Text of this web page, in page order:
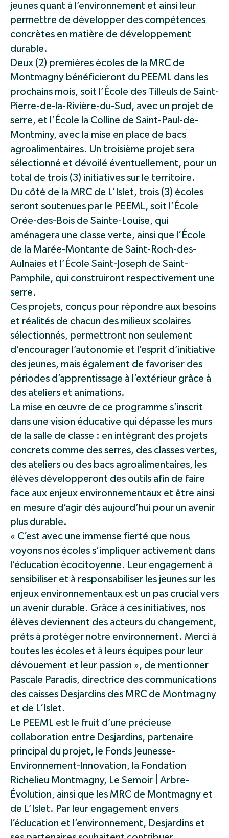
jeunes quant à l’environnement et ainsi leur
permettre de développer des compétences
concrètes en matière de développement
durable.
Deux (2) premières écoles de la MRC de
Montmagny bénéficieront du PEEML dans les
prochains mois, soit l’École des Tilleuls de Saint-
Pierre-de-la-Rivière-du-Sud, avec un projet de
serre, et l’École la Colline de Saint-Paul-de-
Montminy, avec la mise en place de bacs
agroalimentaires. Un troisième projet sera
sélectionné et dévoilé éventuellement, pour un
total de trois (3) initiatives sur le territoire.
Du côté de la MRC de L’Islet, trois (3) écoles
seront soutenues par le PEEML, soit l’École
Orée-des-Bois de Sainte-Louise, qui
aménagera une classe verte, ainsi que l’École
de la Marée-Montante de Saint-Roch-des-
Aulnaies et l’École Saint-Joseph de Saint-
Pamphile, qui construiront respectivement une
serre.
Ces projets, conçus pour répondre aux besoins
et réalités de chacun des milieux scolaires
sélectionnés, permettront non seulement
d’encourager l’autonomie et l’esprit d’initiative
des jeunes, mais également de favoriser des
périodes d’apprentissage à l’extérieur grâce à
des ateliers et animations.
La mise en œuvre de ce programme s’inscrit
dans une vision éducative qui dépasse les murs
de la salle de classe : en intégrant des projets
concrets comme des serres, des classes vertes,
des ateliers ou des bacs agroalimentaires, les
élèves développeront des outils afin de faire
face aux enjeux environnementaux et être ainsi
en mesure d’agir dès aujourd’hui pour un avenir
plus durable.
« C’est avec une immense fierté que nous
voyons nos écoles s’impliquer activement dans
l’éducation écocitoyenne. Leur engagement à
sensibiliser et à responsabiliser les jeunes sur les
enjeux environnementaux est un pas crucial vers
un avenir durable. Grâce à ces initiatives, nos
élèves deviennent des acteurs du changement,
prêts à protéger notre environnement. Merci à
toutes les écoles et à leurs équipes pour leur
dévouement et leur passion », de mentionner
Pascale Paradis, directrice des communications
des caisses Desjardins des MRC de Montmagny
et de L’Islet.
Le PEEML est le fruit d’une précieuse
collaboration entre Desjardins, partenaire
principal du projet, le Fonds Jeunesse-
Environnement-Innovation, la Fondation
Richelieu Montmagny, Le Semoir | Arbre-
Évolution, ainsi que les MRC de Montmagny et
de L’Islet. Par leur engagement envers
l’éducation et l’environnement, Desjardins et